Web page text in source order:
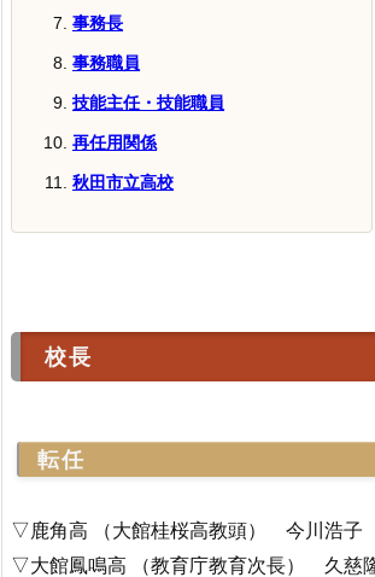
事務長
事務職員
技能主任・技能職員
再任用関係
秋田市立高校
校長
転任
▽鹿角高 （大館桂桜高教頭） 今川浩子
▽大館鳳鳴高 （教育庁教育次長） 久慈